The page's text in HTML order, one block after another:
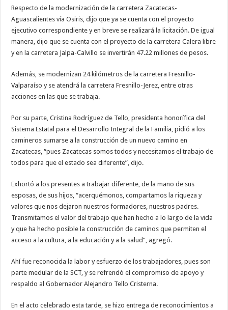
Respecto de la modernización de la carretera Zacatecas-
Aguascalientes vía Osiris, dijo que ya se cuenta con el proyecto
ejecutivo correspondiente y en breve se realizará la licitación. De igual
manera, dijo que se cuenta con el proyecto de la carretera Calera libre
y en la carretera Jalpa-Calvillo se invertirán 47.22 millones de pesos.
Además, se modernizan 24 kilómetros de la carretera Fresnillo-
Valparaíso y se atendrá la carretera Fresnillo-Jerez, entre otras
acciones en las que se trabaja.
Por su parte, Cristina Rodríguez de Tello, presidenta honorífica del
Sistema Estatal para el Desarrollo Integral de la Familia, pidió a los
camineros sumarse a la construcción de un nuevo camino en
Zacatecas, “pues Zacatecas somos todos y necesitamos el trabajo de
todos para que el estado sea diferente”, dijo.
Exhortó a los presentes a trabajar diferente, de la mano de sus
esposas, de sus hijos, “acerquémonos, compartamos la riqueza y
valores que nos dejaron nuestros formadores, nuestros padres.
Transmitamos el valor del trabajo que han hecho a lo largo de la vida
y que ha hecho posible la construcción de caminos que permiten el
acceso a la cultura, a la educación y a la salud”, agregó.
Ahí fue reconocida la labor y esfuerzo de los trabajadores, pues son
parte medular de la SCT, y se refrendó el compromiso de apoyo y
respaldo al Gobernador Alejandro Tello Cristerna.
En el acto celebrado esta tarde, se hizo entrega de reconocimientos a